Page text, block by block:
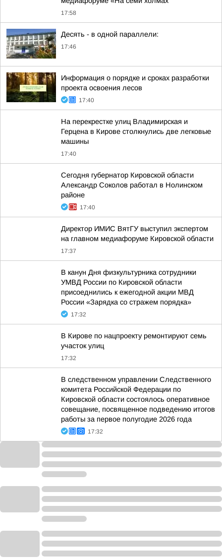
17:58
Десять - в одной параллели:
17:46
Информация о порядке и сроках разработки
проекта освоения лесов
17:40
На перекрестке улиц Владимирская и
Герцена в Кирове столкнулись две легковые
машины
17:40
Сегодня губернатор Кировской области
Александр Соколов работал в Нолинском
районе
17:40
Директор ИМИС ВятГУ выступил экспертом
на главном медиафоруме Кировской области
17:37
В канун Дня физкультурника сотрудники
УМВД России по Кировской области
присоеднились к ежегодной акции МВД
России «Зарядка со стражем порядка»
17:32
В Кирове по нацпроекту ремонтируют семь
участок улиц
17:32
В следственном управлении Следственного
комитета Российской Федерации по
Кировской области состоялось оперативное
совещание, посвященное подведению итогов
работы за первое полугодие 2026 года
17:32